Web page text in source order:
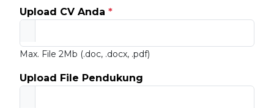
Upload CV Anda *
Max. File 2Mb (.doc, .docx, .pdf)
Upload File Pendukung